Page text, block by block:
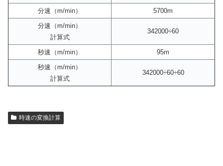
分速（m/min）
5700m
分速（m/min）
計算式
342000÷60
秒速（m/min）
95m
秒速（m/min）
計算式
342000÷60÷60
時速の変換計算